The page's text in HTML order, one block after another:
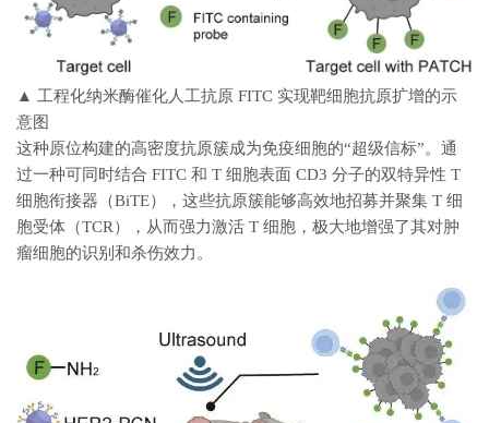
▲ 工程化纳米酶催化人工抗原 FITC 实现靶细胞抗原扩增的示
意图
这种原位构建的高密度抗原簇成为免疫细胞的“超级信标”。通
过一种可同时结合 FITC 和 T 细胞表面 CD3 分子的双特异性 T
细胞衔接器（BiTE），这些抗原簇能够高效地招募并聚集 T 细
胞受体（TCR），从而强力激活 T 细胞，极大地增强了其对肿
瘤细胞的识别和杀伤效力。